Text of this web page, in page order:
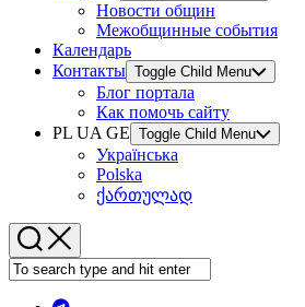
Новости общин
Межобщинные события
Календарь
Контакты Toggle Child Menu
Блог портала
Как помочь сайту
PL UA GE Toggle Child Menu
Українська
Polska
ქართულად